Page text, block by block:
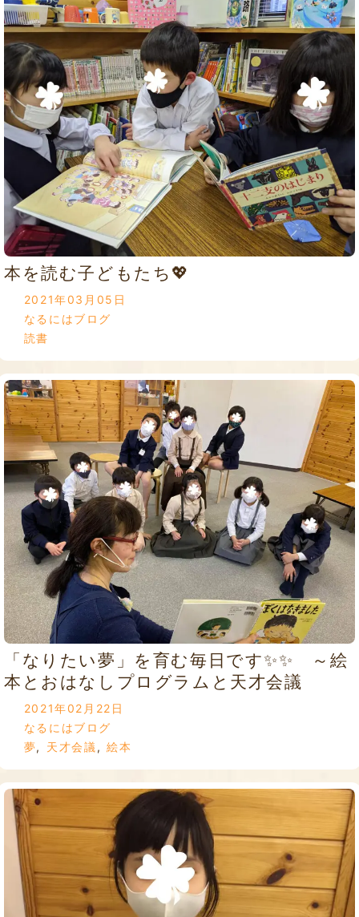
本を読む子どもたち💖
2021年03月05日
なるにはブログ
読書
「なりたい夢」を育む毎日です✨✨ ～絵
本とおはなしプログラムと天才会議
2021年02月22日
なるにはブログ
夢, 天才会議 ,絵本